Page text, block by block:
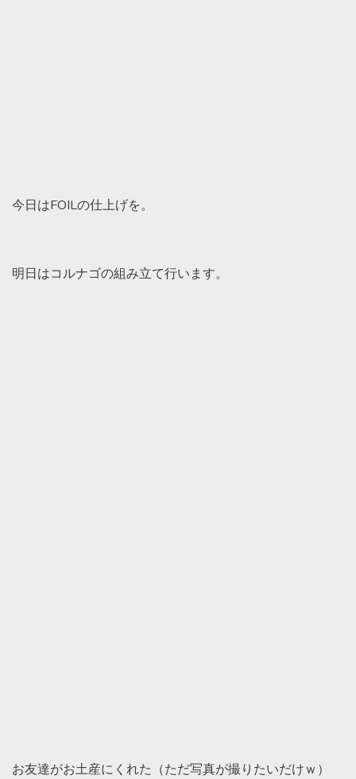
今日はFOILの仕上げを。
明日はコルナゴの組み立て行います。
お友達がお土産にくれた（ただ写真が撮りたいだけｗ）